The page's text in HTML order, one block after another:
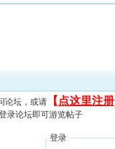
论坛，或请 【 点这里注册
录论坛即可游览帖子
登录